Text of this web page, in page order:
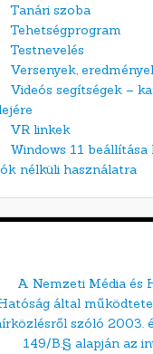
Tanári szoba
Tehetségprogram
Testnevelés
Versenyek,
Videós segítségek –
VR linkek
Windows 11
nélküli használatra
A Nemzeti Média és
által
szóló 2003.
149/B.§ alapján az